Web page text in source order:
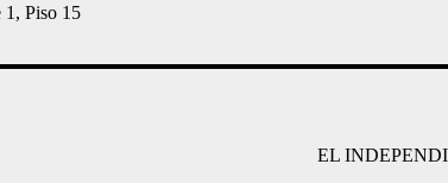
1, Piso 15
EL